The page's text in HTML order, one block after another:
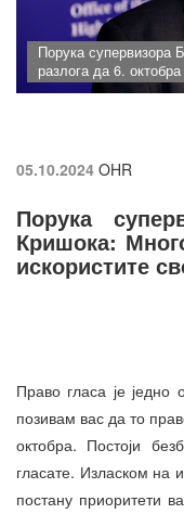
Порука супервизора
разлога да 6.
05.10.2024 OHR
Порука
Кришока:
искористите
Право гласа је једно
позивам вас да то
октобра. Постоји
гласате. Изласком на
постану приоритети